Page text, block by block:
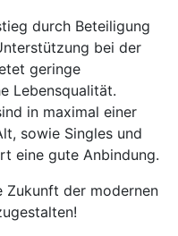
durch Beteiligung
bei der
geringe
Lebensqualität.
in maximal einer
sowie Singles und
eine gute Anbindung.
Zukunft der modernen